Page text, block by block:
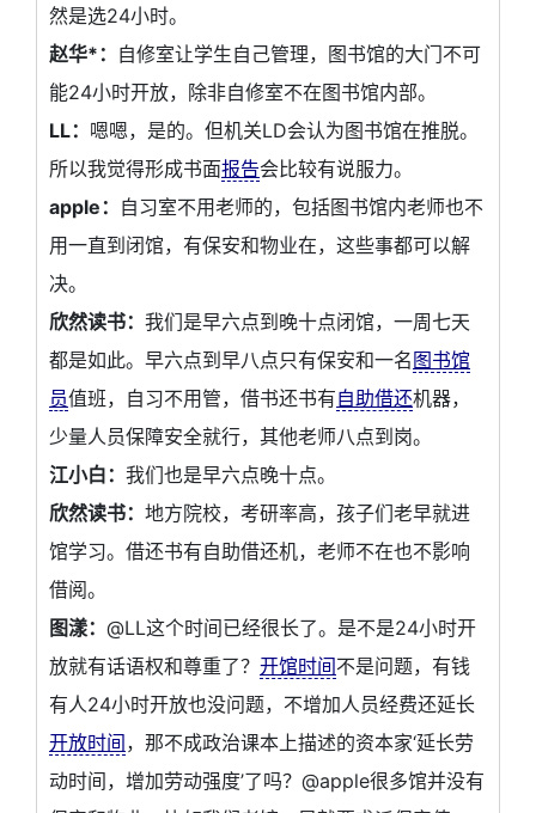
然是选24小时。
赵华*： 自修室让学生自己管理，图书馆的大门不可
能24小时开放，除非自修室不在图书馆内部。
LL： 嗯嗯，是的。但机关LD会认为图书馆在推脱。
所以我觉得形成书面报告会比较有说服力。
apple： 自习室不用老师的，包括图书馆内老师也不
用一直到闭馆，有保安和物业在，这些事都可以解
决。
欣然读书： 我们是早六点到晚十点闭馆，一周七天
都是如此。早六点到早八点只有保安和一名图书馆
员值班，自习不用管，借书还书有自助借还机器，
少量人员保障安全就行，其他老师八点到岗。
江小白： 我们也是早六点晚十点。
欣然读书： 地方院校，考研率高，孩子们老早就进
馆学习。借还书有自助借还机，老师不在也不影响
借阅。
图漾： @LL这个时间已经很长了。是不是24小时开
放就有话语权和尊重了？ 开馆时间不是问题，有钱
有人24小时开放也没问题，不增加人员经费还延长
开放时间，那不成政治课本上描述的资本家‘延长劳
动时间，增加劳动强度’了吗？@apple很多馆并没有